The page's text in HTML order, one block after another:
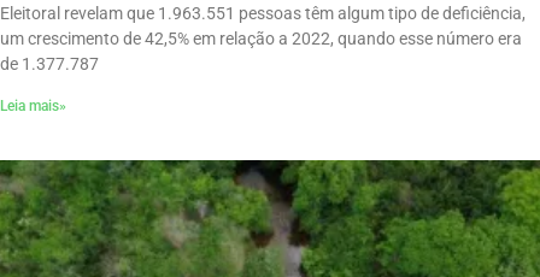
Eleitoral revelam que 1.963.551 pessoas têm algum tipo de deficiência,
um crescimento de 42,5% em relação a 2022, quando esse número era
de 1.377.787
Leia mais»